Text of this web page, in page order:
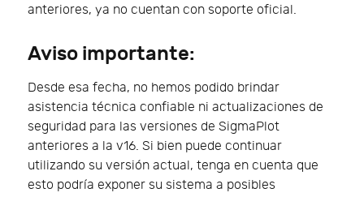
anteriores, ya no cuentan con soporte oficial.
Aviso importante:
Desde esa fecha, no hemos podido brindar
asistencia técnica confiable ni actualizaciones de
seguridad para las versiones de SigmaPlot
anteriores a la v16. Si bien puede continuar
utilizando su versión actual, tenga en cuenta que
esto podría exponer su sistema a posibles